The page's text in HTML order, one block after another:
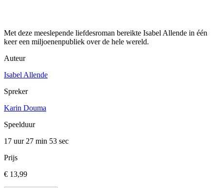
Met deze meeslepende liefdesroman bereikte Isabel Allende in één
keer een miljoenenpubliek over de hele wereld.
Auteur
Isabel Allende
Spreker
Karin Douma
Speelduur
17 uur 27 min 53 sec
Prijs
€ 13,99